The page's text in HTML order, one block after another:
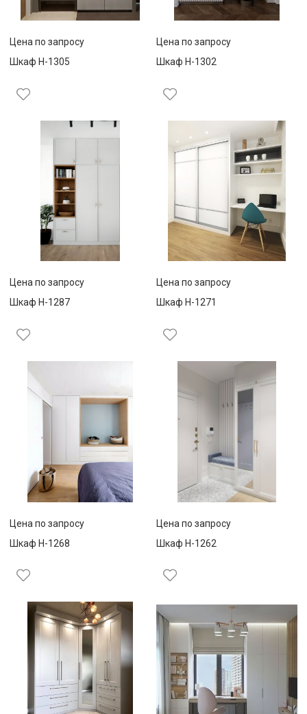
Цена по запросу
Шкаф Н-1305
Цена по запросу
Шкаф Н-1302
Цена по запросу
Шкаф Н-1287
Цена по запросу
Шкаф Н-1271
Цена по запросу
Шкаф Н-1268
Цена по запросу
Шкаф Н-1262